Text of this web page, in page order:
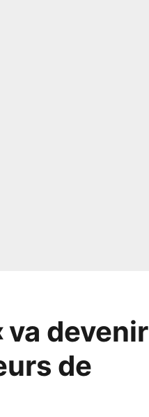
va devenir
de